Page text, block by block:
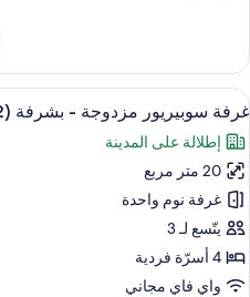
Superior
Double
Room
Terrace,
3
adults
استعراض
جميع
صور
غرفة
سوبيريور
مزدوجة
-
بشرفة
3
غرفة سوبيريور مزدوجة - بشرفة (2 adults + 1 child)
إطلالة على المدينة
20 متر مربع
غرفة نوم واحدة
يتّسع لـ 3
4 أسرّة فردية
واي فاي مجاني